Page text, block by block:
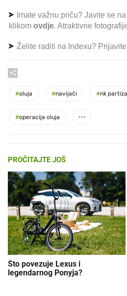
Imate važnu priču? Javite se na
klikom ovdje. Atraktivne
Želite raditi na Indexu?
#oluja #navijači #nk
#operacija oluja
PROČITAJTE JOŠ
Što povezuje Lexus i
legendarnog Ponyja?